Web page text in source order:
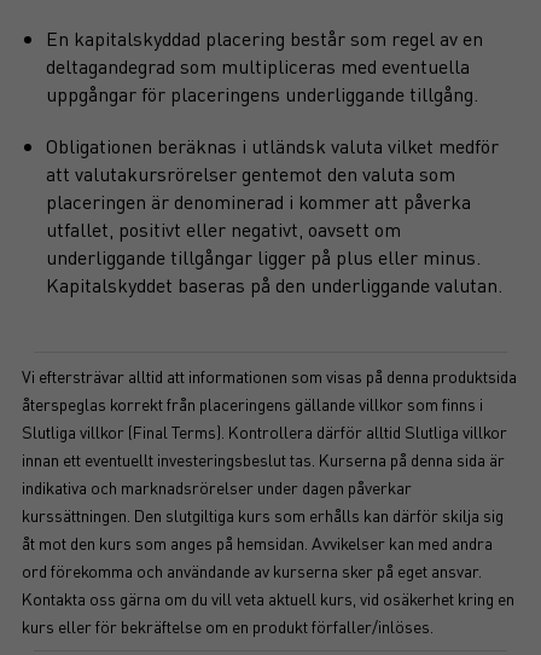
En kapitalskyddad placering består som regel av en
deltagandegrad som multipliceras med eventuella
uppgångar för placeringens underliggande tillgång.
Obligationen beräknas i utländsk valuta vilket medför
att valutakursrörelser gentemot den valuta som
placeringen är denominerad i kommer att påverka
utfallet, positivt eller negativt, oavsett om
underliggande tillgångar ligger på plus eller minus.
Kapitalskyddet baseras på den underliggande valutan.
Vi eftersträvar alltid att informationen som visas på denna produktsida
återspeglas korrekt från placeringens gällande villkor som finns i
Slutliga villkor (Final Terms). Kontrollera därför alltid Slutliga villkor
innan ett eventuellt investeringsbeslut tas. Kurserna på denna sida är
indikativa och marknadsrörelser under dagen påverkar
kurssättningen. Den slutgiltiga kurs som erhålls kan därför skilja sig
åt mot den kurs som anges på hemsidan. Avvikelser kan med andra
ord förekomma och användande av kurserna sker på eget ansvar.
Kontakta oss gärna om du vill veta aktuell kurs, vid osäkerhet kring en
kurs eller för bekräftelse om en produkt förfaller/inlöses.